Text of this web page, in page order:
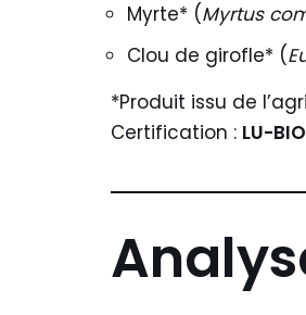
Myrte* (Myrtus
Clou de girofle* (
*Produit issu de
Certification : LU-